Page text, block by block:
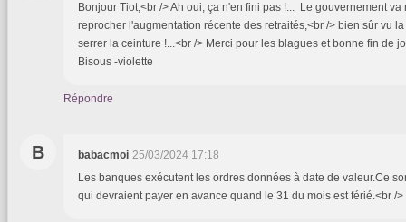
Bonjour Tiot,<br /> Ah oui, ça n'en fini pas !... Le gouvernement va
reprocher l'augmentation récente des retraités,<br /> bien sûr vu
serrer la ceinture !...<br /> Merci pour les blagues et bonne fin de
Bisous -violette
Répondre
B babacmoi 25/03/2024 17:18
Les banques exécutent les ordres données à date de valeur.Ce
qui devraient payer en avance quand le 31 du mois est férié.<br /